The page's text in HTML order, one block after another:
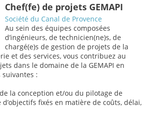
Chef(fe) de projets GEMAPI
Société du Canal de Provence
Au sein des équipes composées
d’ingénieurs, de technicien(ne)s, de
chargé(e)s de gestion de projets de la
et des services, vous contribuez au
dans le domaine de la GEMAPI en
:
la conception et/ou du pilotage de
fixés en matière de coûts, délai,